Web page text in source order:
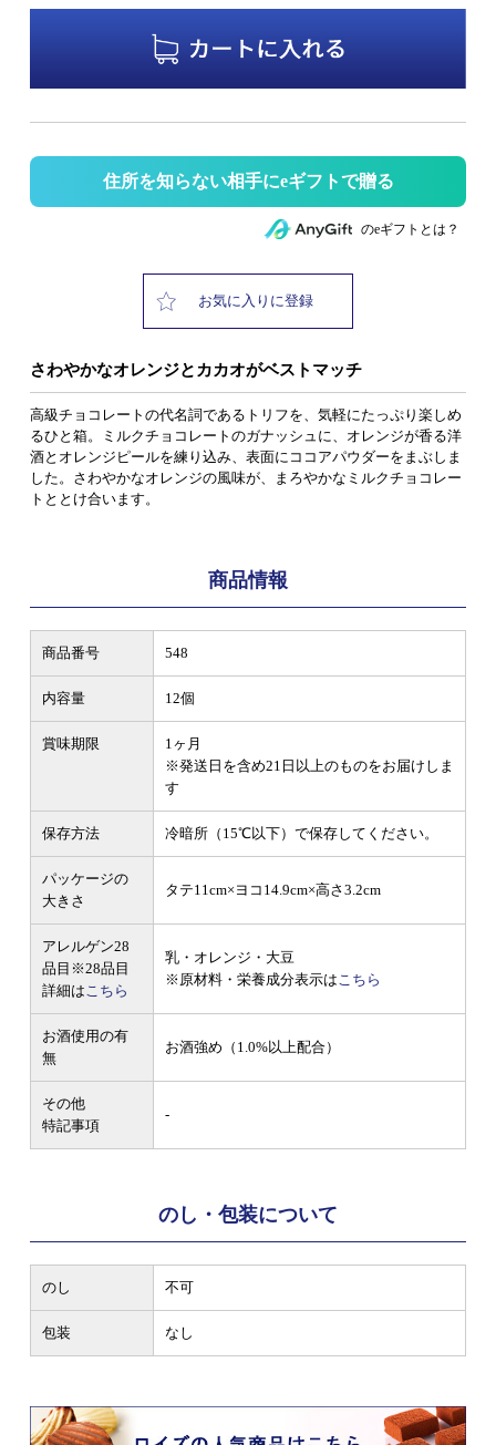
住所を知らない相手にeギフトで贈る
のeギフトとは？
お気に入りに登録
さわやかなオレンジとカカオがベストマッチ
高級チョコレートの代名詞であるトリフを、気軽にたっぷり楽しめ
るひと箱。ミルクチョコレートのガナッシュに、オレンジが香る洋
酒とオレンジピールを練り込み、表面にココアパウダーをまぶしま
した。さわやかなオレンジの風味が、まろやかなミルクチョコレー
トととけ合います。
商品情報
商品番号 548
内容量 12個
賞味期限
1ヶ月
※発送日を含め21日以上のものをお届けしま
す
保存方法 冷暗所（15℃以下）で保存してください。
パッケージの
大きさ
タテ11cm×ヨコ14.9cm×高さ3.2cm
アレルゲン28
品目 ※28品目
詳細はこちら
乳・オレンジ・大豆
※原材料・栄養成分表示はこちら
お酒使用の有
無
お酒強め（1.0%以上配合）
その他
特記事項
-
のし・包装について
のし 不可
包装 なし